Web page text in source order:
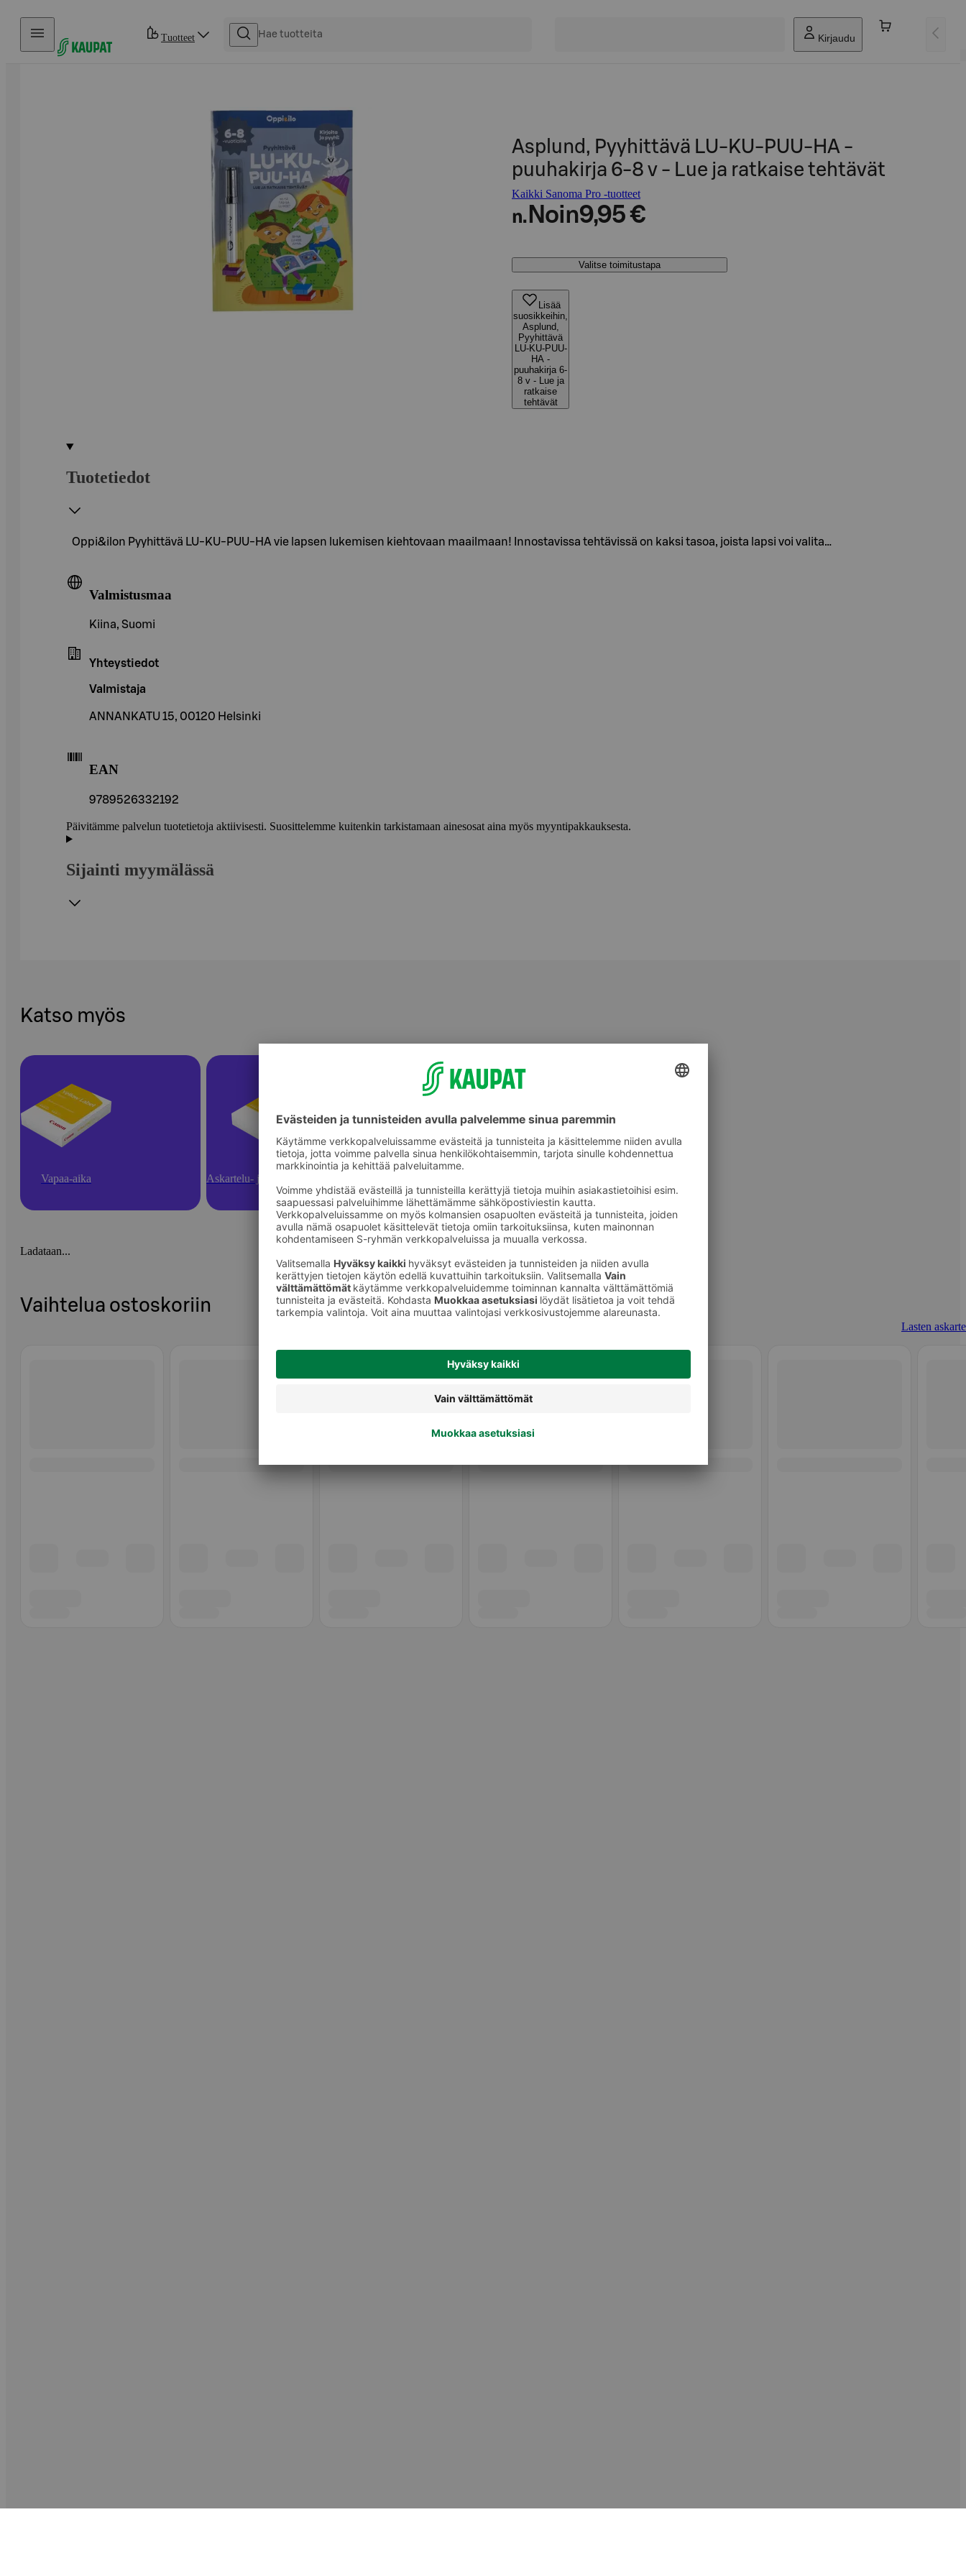
Hyppää sisältöön
Tuotteet Kirjaudu
Asplund, Pyyhittävä LU-KU-PUU-HA -
puuhakirja 6-8 v - Lue ja ratkaise tehtävät
Kaikki Sanoma Pro -tuotteet
n. Noin9,95 €
Valitse toimitustapa
Lisää
suosikkeihin,
Asplund,
Pyyhittävä
LU-KU-PUU-
HA -
puuhakirja 6-
8 v - Lue ja
ratkaise
tehtävät
Tuotetiedot
Oppi&ilon Pyyhittävä LU-KU-PUU-HA vie lapsen lukemisen kiehtovaan maailmaan! Innostavissa tehtävissä on kaksi tasoa, joista lapsi voi valita…
Valmistusmaa
Kiina, Suomi
Yhteystiedot
Valmistaja
ANNANKATU 15, 00120 Helsinki
EAN
9789526332192
Päivitämme palvelun tuotetietoja aktiivisesti. Suosittelemme kuitenkin tarkistamaan ainesosat aina myös myyntipakkauksesta.
Sijainti myymälässä
Katso myös
Vapaa-aika Askartelu- ja toimistotarvikkeet
Ladataan...
Vaihtelua ostoskoriin
Lasten